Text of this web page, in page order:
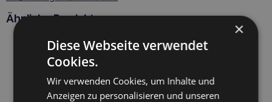
Ähnliche Produkte
×
Diese Webseite verwendet
Cookies.
Wir verwenden Cookies, um Inhalte und
Anzeigen zu personalisieren und unseren